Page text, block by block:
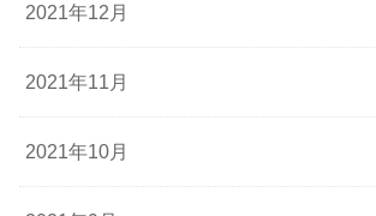
2021年12月
2021年11月
2021年10月